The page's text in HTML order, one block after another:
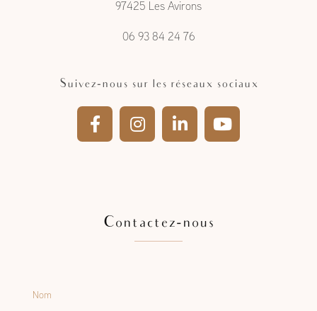
97425 Les Avirons
06 93 84 24 76
Suivez-nous sur les réseaux sociaux
Contactez-nous
Nom